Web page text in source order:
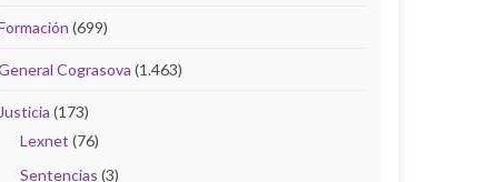
(699)
Cograsova (1.463)
Justicia (173)
Lexnet (76)
Sentencias (3)